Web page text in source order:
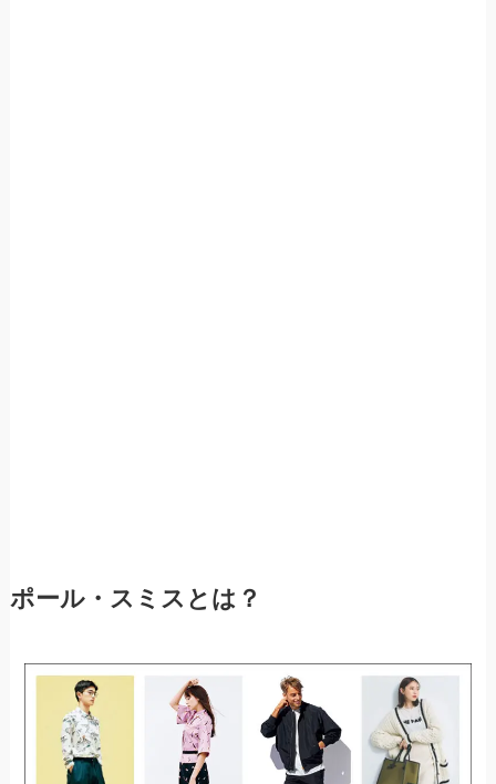
ポール・スミスとは？